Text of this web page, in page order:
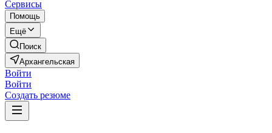
Сервисы
Помощь
Ещё
Поиск
Архангельская
Войти
Войти
Создать резюме